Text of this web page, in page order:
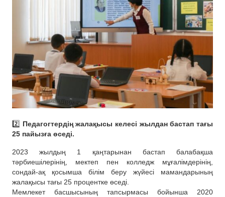
2️⃣ Педагогтердің жалақысы келесі жылдан бастап тағы
25 пайызға өседі.
2023 жылдың 1 қаңтарынан бастап балабақша
тәрбиешілерінің, мектеп пен колледж мұғалімдерінің,
сондай-ақ қосымша білім беру жүйесі мамандарының
жалақысы тағы 25 процентке өседі.
Мемлекет басшысының тапсырмасы бойынша 2020